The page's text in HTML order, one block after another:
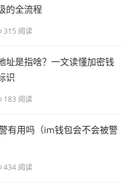
的全流程
315 阅读
址是指啥？一文读懂加密钱
识
183 阅读
有用吗（im钱包会不会被警
434 阅读